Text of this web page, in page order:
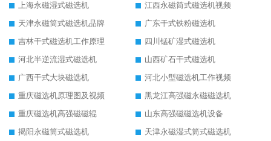
上海永磁湿式磁选机
江西永磁筒式磁选机视频
天津永磁筒式磁选机品牌
广东干式铁粉磁选机
吉林干式磁选机工作原理
四川锰矿湿式磁选机
河北半逆流湿式磁选机
山西矿石干式磁选机
广西干式大块磁选机
河北小型磁选机工作视频
重庆磁选机原理图及视频
黑龙江高强磁永磁磁选机
重庆磁选机高强磁磁辊
山东高强磁磁选机设备
揭阳永磁筒式磁选机
天津永磁湿式筒式磁选机